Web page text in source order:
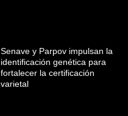
Senave y Parpov impulsan la
identificación genética para
fortalecer la certificación
varietal